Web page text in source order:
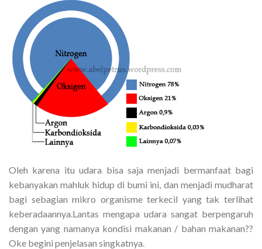
Oleh karena itu udara bisa saja menjadi bermanfaat bagi
kebanyakan mahluk hidup di bumi ini, dan menjadi mudharat
bagi sebagian mikro organisme terkecil yang tak terlihat
keberadaannya.Lantas mengapa udara sangat berpengaruh
dengan yang namanya kondisi makanan / bahan makanan??
Oke begini penjelasan singkatnya.